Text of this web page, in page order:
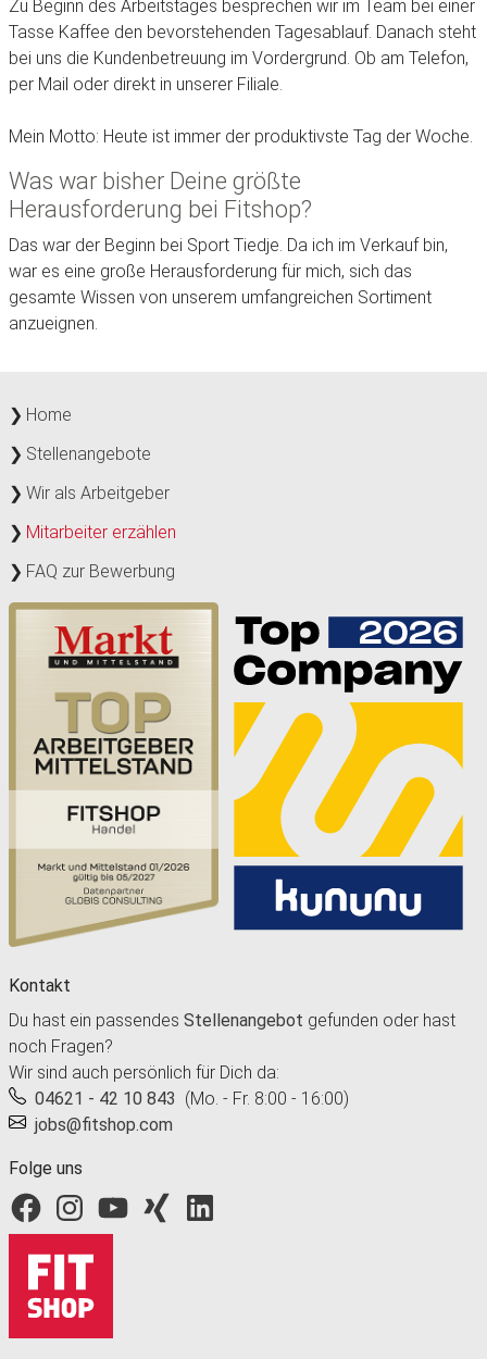
Zu Beginn des Arbeitstages besprechen wir im Team bei einer
Tasse Kaffee den bevorstehenden Tagesablauf. Danach steht
bei uns die Kundenbetreuung im Vordergrund. Ob am Telefon,
per Mail oder direkt in unserer Filiale.
Mein Motto: Heute ist immer der produktivste Tag der Woche.
Was war bisher Deine größte
Herausforderung bei Fitshop?
Das war der Beginn bei Sport Tiedje. Da ich im Verkauf bin,
war es eine große Herausforderung für mich, sich das
gesamte Wissen von unserem umfangreichen Sortiment
anzueignen.
Home
Stellenangebote
Wir als Arbeitgeber
Mitarbeiter erzählen
FAQ zur Bewerbung
Kontakt
Du hast ein passendes Stellenangebot gefunden oder hast
noch Fragen?
Wir sind auch persönlich für Dich da:
04621 - 42 10 843 (Mo. - Fr. 8:00 - 16:00)
jobs@fitshop.com
Folge uns
Fitshop bei YouTube